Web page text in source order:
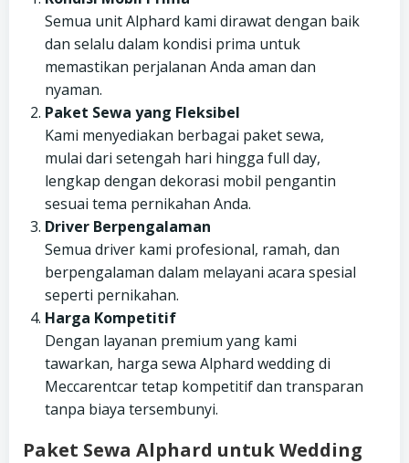
Semua unit Alphard kami dirawat dengan baik
dan selalu dalam kondisi prima untuk
memastikan perjalanan Anda aman dan
nyaman.
Paket Sewa yang Fleksibel
Kami menyediakan berbagai paket sewa,
mulai dari setengah hari hingga full day,
lengkap dengan dekorasi mobil pengantin
sesuai tema pernikahan Anda.
Driver Berpengalaman
Semua driver kami profesional, ramah, dan
berpengalaman dalam melayani acara spesial
seperti pernikahan.
Harga Kompetitif
Dengan layanan premium yang kami
tawarkan, harga sewa Alphard wedding di
Meccarentcar tetap kompetitif dan transparan
tanpa biaya tersembunyi.
Paket Sewa Alphard untuk Wedding